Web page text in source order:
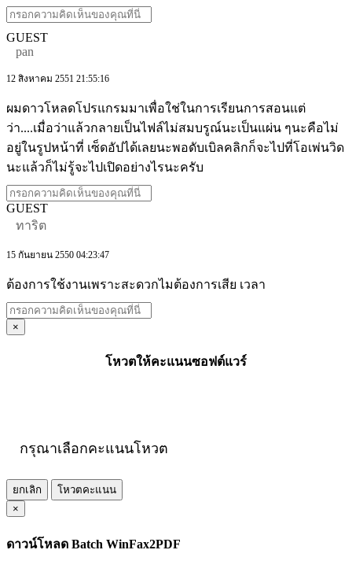
GUEST
pan
12 สิงหาคม 2551 21:55:16
ผมดาวโหลดโปรแกรมมาเพื่อใช่ในการเรียนการสอนแต่
ว่า....เมื่อว่าแล้วกลายเป็นไฟล์ไม่สมบรูณ์นะเป็นแผ่น ๆนะคือไม่
อยู่ในรูปหน้าที่ เซ็ดอัปได้เลยนะพอดับเบิลคลิกก็จะไปที่โอเพ่นวิด
นะแล้วก็ไม่รู้จะไปเปิดอย่างไรนะครับ
GUEST
ทาริต
15 กันยายน 2550 04:23:47
ต้องการใช้งานเพราะสะดวกไมต้องการเสีย เวลา
×
โหวตให้คะแนนซอฟต์แวร์
กรุณาเลือกคะแนนโหวต
ยกเลิก
โหวตคะแนน
×
ดาวน์โหลด Batch WinFax2PDF